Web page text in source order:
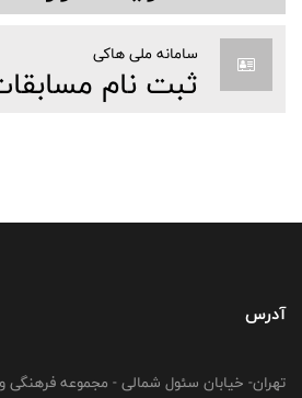
سامانه ملی هاکی
ثبت نام
آدرس
تهران- خیابان سئول شمالی - مجموعه فرهنگی